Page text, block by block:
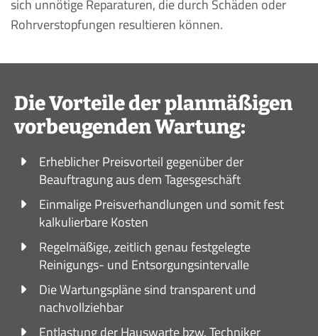
sich unnötige Reparaturen, die durch Schäden oder
Rohrverstopfungen resultieren können.
Die Vorteile der planmäßigen
vorbeugenden Wartung:
Erheblicher Preisvorteil gegenüber der
Beauftragung aus dem Tagesgeschäft
Einmalige Preisverhandlungen und somit fest
kalkulierbare Kosten
Regelmäßige, zeitlich genau festgelegte
Reinigungs- und Entsorgungsintervalle
Die Wartungspläne sind transparent und
nachvollziehbar
Entlastung der Hauswarte bzw. Techniker